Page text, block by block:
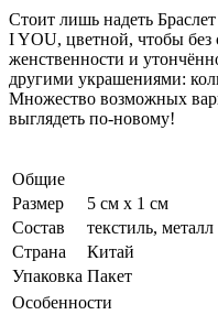
Стоит лишь надеть
I YOU, цветной, чтобы без
женственности и
другими украшениями:
Множество возможных
выглядеть по-новому!
Общие
Размер
5 см x 1 см
Состав
текстиль, металл
Страна
Китай
Упаковка Пакет
Особенности